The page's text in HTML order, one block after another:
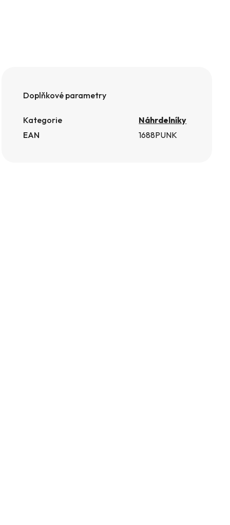
Doplňkové parametry
Kategorie
Náhrdelníky
EAN
1688PUNK